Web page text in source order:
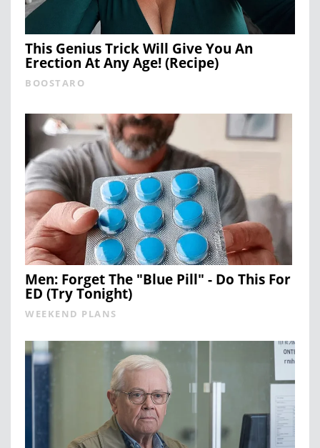
This Genius Trick Will Give You An
Erection At Any Age! (Recipe)
BOOSTARO
Men: Forget The "Blue Pill" - Do This For
ED (Try Tonight)
WEEKEND PLANS